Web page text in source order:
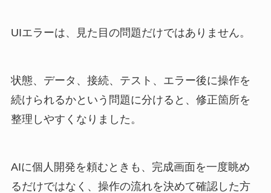
UIエラーは、見た目の問題だけではありません。
状態、データ、接続、テスト、エラー後に操作を
続けられるかという問題に分けると、修正箇所を
整理しやすくなりました。
AIに個人開発を頼むときも、完成画面を一度眺め
るだけではなく、操作の流れを決めて確認した方